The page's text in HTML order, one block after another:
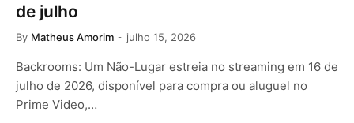
de julho
By Matheus Amorim julho 15, 2026
Backrooms: Um Não-Lugar estreia no streaming em 16 de
julho de 2026, disponível para compra ou aluguel no
Prime Video,…